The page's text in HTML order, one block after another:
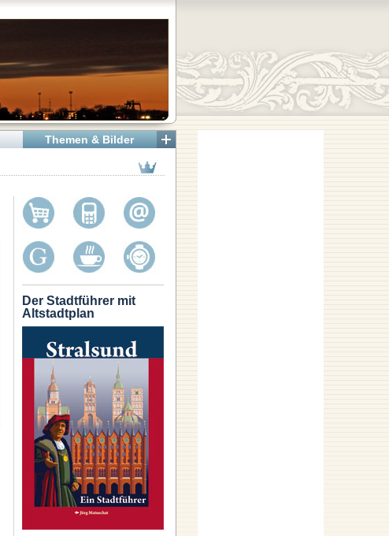
Themen & Bilder
Der Stadtführer mit
Altstadtplan